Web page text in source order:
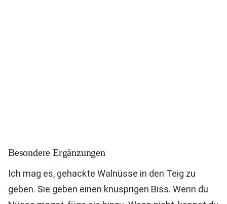
Besondere Ergänzungen
Ich mag es, gehackte Walnüsse in den Teig zu
geben. Sie geben einen knusprigen Biss. Wenn du